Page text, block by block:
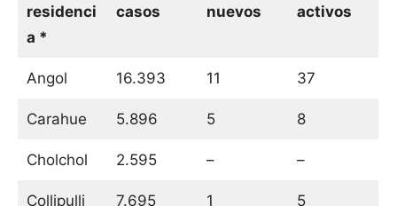
residenci
a *
casos
nuevos
activos
Angol 16.393 11 37
Carahue 5.896 5 8
Cholchol 2.595 – –
Collipulli 7.695 1 5